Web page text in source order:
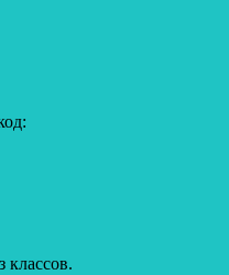
классов.